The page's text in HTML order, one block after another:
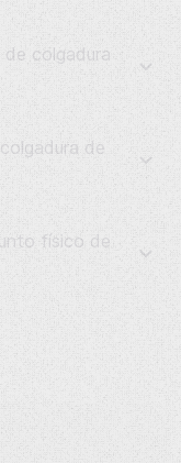
colgadura
de
físico de